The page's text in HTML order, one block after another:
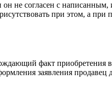
не согласен с написанным,
при этом, а при
факт приобретения
заявления продавец